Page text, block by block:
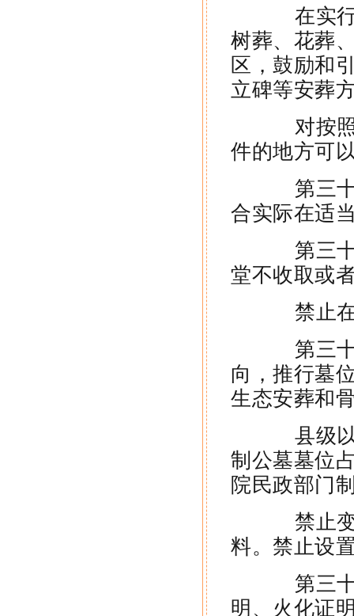
在实行
树葬、花葬
区，鼓励和
立碑等安葬
对按照
件的地方可
第三十
合实际在适
第三十
堂不收取或
禁止在
第三十
向，推行墓
生态安葬和
县级以
制公墓墓位
院民政部门
禁止变
料。禁止设
第三十
明、火化证